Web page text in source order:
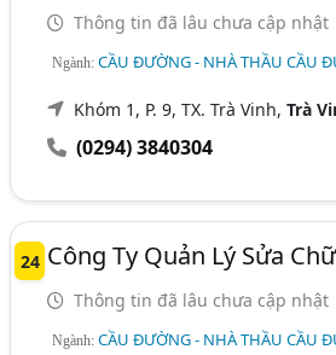
Thông tin đã lâu chưa cập nhật
Ngành:CẦU ĐƯỜNG - NHÀ THẦU CẦU
Khóm 1, P. 9, TX. Trà Vinh,Trà
(0294) 3840304
24 Công Ty Quản Lý Sửa
Thông tin đã lâu chưa cập nhật
Ngành:CẦU ĐƯỜNG - NHÀ THẦU CẦU